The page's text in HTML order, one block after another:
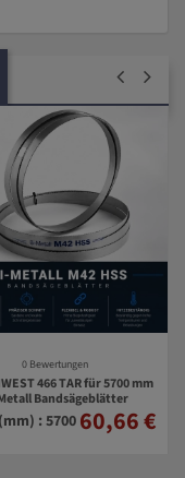
0 Bewertungen
466 TAR für 5700 mm
Bandsägeblätter
: 570060,66 €